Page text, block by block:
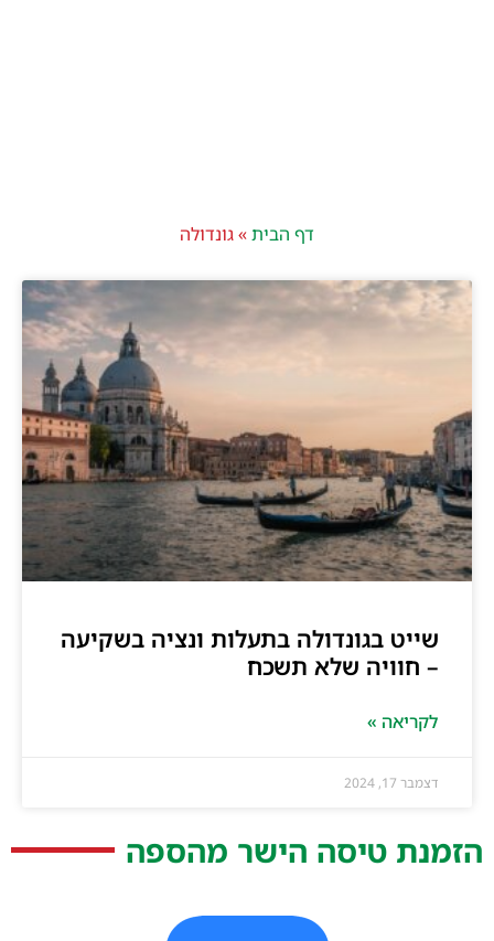
דף הבית»גונדולה
שייט בגונדולה בתעלות ונציה בשקיעה
– חוויה שלא תשכח
לקריאה »
דצמבר 17, 2024
הזמנת טיסה הישר מהספה